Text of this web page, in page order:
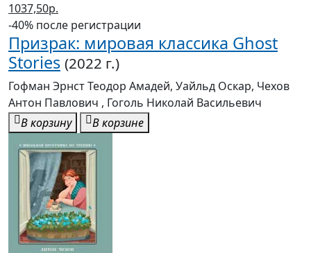
1037,50р.
-40% после регистрации
Призрак: мировая классика Ghost
Stories (2022 г.)
Гофман Эрнст Теодор Амадей, Уайльд Оскар, Чехов
Антон Павлович , Гоголь Николай Васильевич
В корзину
В корзине